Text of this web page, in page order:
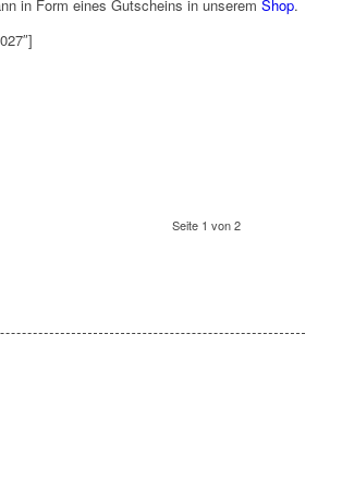
in Form eines Gutscheins in unserem Shop.
Seite 1 von 2